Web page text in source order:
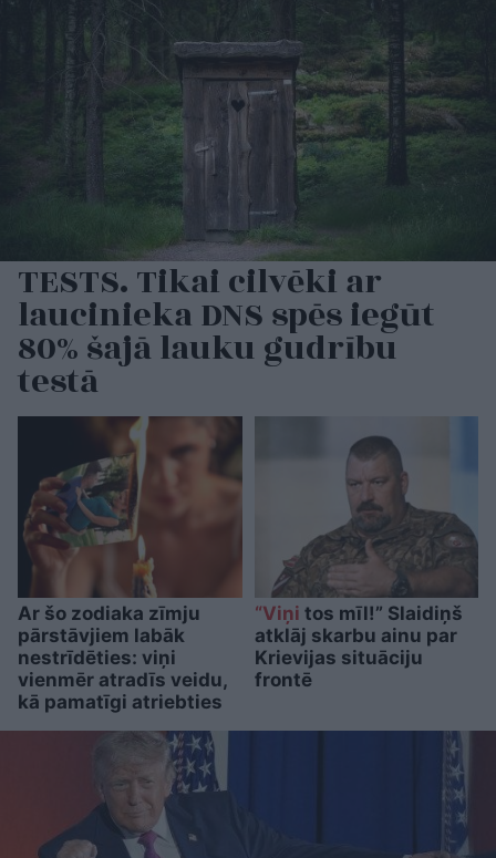
TESTS. Tikai cilvēki ar
laucinieka DNS spēs iegūt
80% šajā lauku gudrību
testā
Ar šo zodiaka zīmju
pārstāvjiem labāk
nestrīdēties: viņi
vienmēr atradīs veidu,
kā pamatīgi atriebties
“Viņi tos mīl!” Slaidiņš
atklāj skarbu ainu par
Krievijas situāciju
frontē